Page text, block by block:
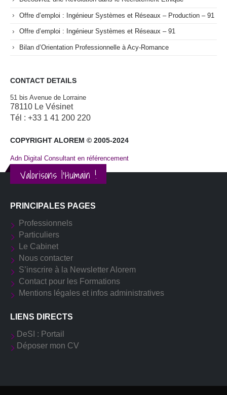
Offre d’emploi : Ingénieur Systèmes et Réseaux – Production – 91
Offre d’emploi : Ingénieur Systèmes et Réseaux – 91
Bilan d’Orientation Professionnelle à Acy-Romance
CONTACT DETAILS
51 bis Avenue de Lorraine
78110 Le Vésinet
Tél : +33 1 41 200 220
COPYRIGHT ALOREM © 2005-2024
Adn Digital Consultant en référencement
Valorisons l'Humain !
PRINCIPALES PAGES
Professionnels
Particuliers
Le Cabinet
Nous contacter
S’inscrire à la Newsletter Alorem
Contact pour les Formations
Mentions légales et infos administratives
LIENS DIRECTS
DeSI : Portail
Déposer mon CV